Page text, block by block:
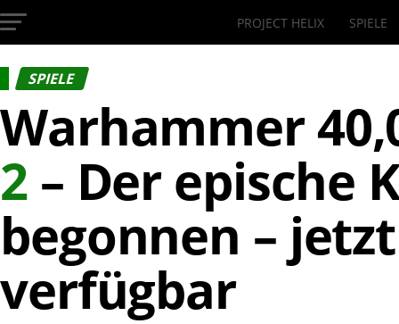
InsideXbox.de
PROJECT HELIX SPIELE
SPIELE
Warhammer
2– Der epische
begonnen –
verfügbar